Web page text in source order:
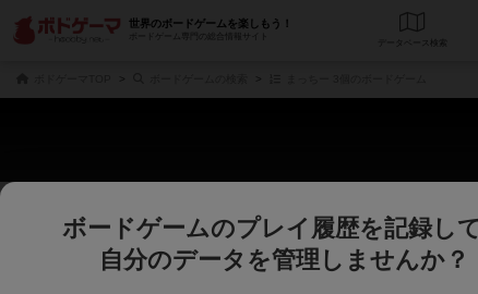
世界のボードゲームを楽しもう！
ボードゲーム専門の総合情報サイト
データベース
じっくり表示
ボードゲームのプレイ履歴を記録して
自分のデータを管理しませんか？